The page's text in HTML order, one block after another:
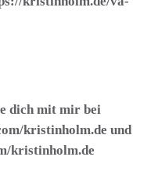
dich mit mir bei
kristinholm.de und
kristinholm.de